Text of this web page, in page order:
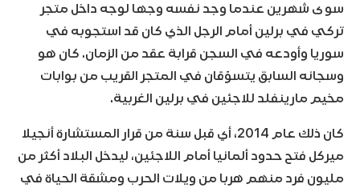
سوى شهرين عندما وجد نفسه وجها لوجه داخل متجر
تركي في برلين أمام الرجل الذي كان قد استجوبه في
سوريا وأودعه في السجن قرابة عقد من الزمان. كان هو
وسجانه السابق يتسوّقان في المتجر القريب من بوابات
مخيم مارينفلد للاجئين في برلين الغربية.
كان ذلك عام 2014، أي قبل سنة من قرار المستشارة أنجيلا
ميركل فتح حدود ألمانيا أمام اللاجئين، ليدخل البلاد أكثر من
مليون فرد منهم هربا من ويلات الحرب ومشقة الحياة في